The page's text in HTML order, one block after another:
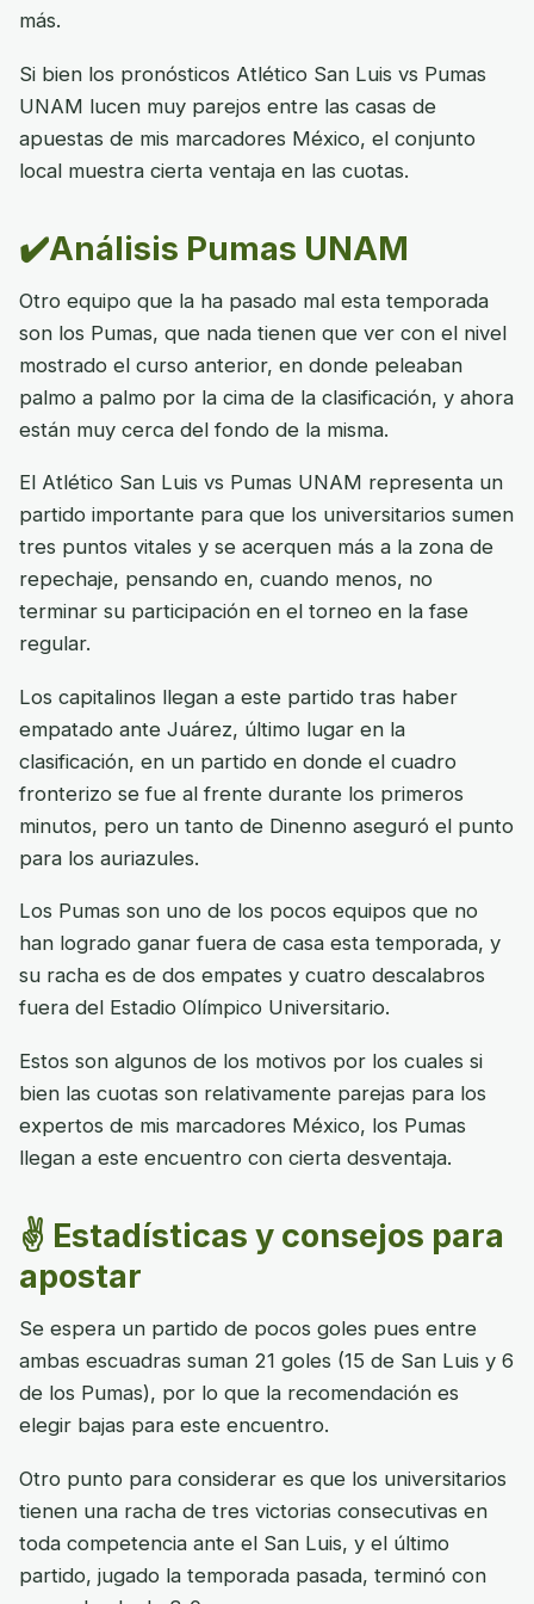
más.
Si bien los pronósticos Atlético San Luis vs Pumas
UNAM lucen muy parejos entre las casas de
apuestas de mis marcadores México, el conjunto
local muestra cierta ventaja en las cuotas.
✔️Análisis Pumas UNAM
Otro equipo que la ha pasado mal esta temporada
son los Pumas, que nada tienen que ver con el nivel
mostrado el curso anterior, en donde peleaban
palmo a palmo por la cima de la clasificación, y ahora
están muy cerca del fondo de la misma.
El Atlético San Luis vs Pumas UNAM representa un
partido importante para que los universitarios sumen
tres puntos vitales y se acerquen más a la zona de
repechaje, pensando en, cuando menos, no
terminar su participación en el torneo en la fase
regular.
Los capitalinos llegan a este partido tras haber
empatado ante Juárez, último lugar en la
clasificación, en un partido en donde el cuadro
fronterizo se fue al frente durante los primeros
minutos, pero un tanto de Dinenno aseguró el punto
para los auriazules.
Los Pumas son uno de los pocos equipos que no
han logrado ganar fuera de casa esta temporada, y
su racha es de dos empates y cuatro descalabros
fuera del Estadio Olímpico Universitario.
Estos son algunos de los motivos por los cuales si
bien las cuotas son relativamente parejas para los
expertos de mis marcadores México, los Pumas
llegan a este encuentro con cierta desventaja.
✌️ Estadísticas y consejos para
apostar
Se espera un partido de pocos goles pues entre
ambas escuadras suman 21 goles (15 de San Luis y 6
de los Pumas), por lo que la recomendación es
elegir bajas para este encuentro.
Otro punto para considerar es que los universitarios
tienen una racha de tres victorias consecutivas en
toda competencia ante el San Luis, y el último
partido, jugado la temporada pasada, terminó con